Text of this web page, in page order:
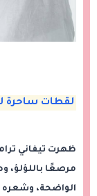
لقطات ساحرة
ظهرت تيفاني
مرصعًا باللؤلؤ،
الواضحة،